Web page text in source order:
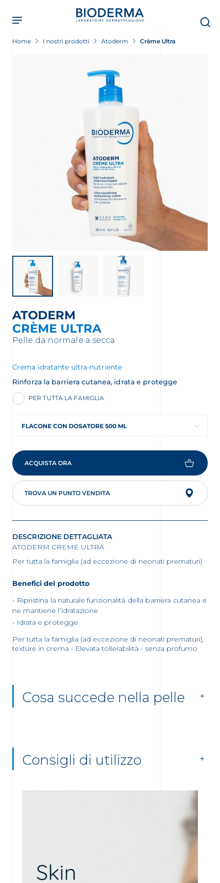
main
content
Home I nostri prodotti Atoderm Crème Ultra
ATODERM
CRÈME ULTRA
Pelle da normale a secca
Crema idratante ultra-nutriente
Rinforza la barriera cutanea, idrata e protegge
PER TUTTA LA FAMIGLIA
FLACONE CON DOSATORE 500 ML
ACQUISTA ORA
TROVA UN PUNTO VENDITA
DESCRIZIONE DETTAGLIATA
ATODERM CREME ULTRA
Per tutta la famiglia (ad eccezione di neonati prematuri)
Benefici del prodotto
Ripristina la naturale funzionalità della barriera cutanea e
ne mantiene l’idratazione
Idrata e protegge
Per tutta la famiglia (ad eccezione di neonati prematuri),
texture in crema - Elevata tollerabilità - senza profumo
Cosa succede nella pelle
Consigli di utilizzo